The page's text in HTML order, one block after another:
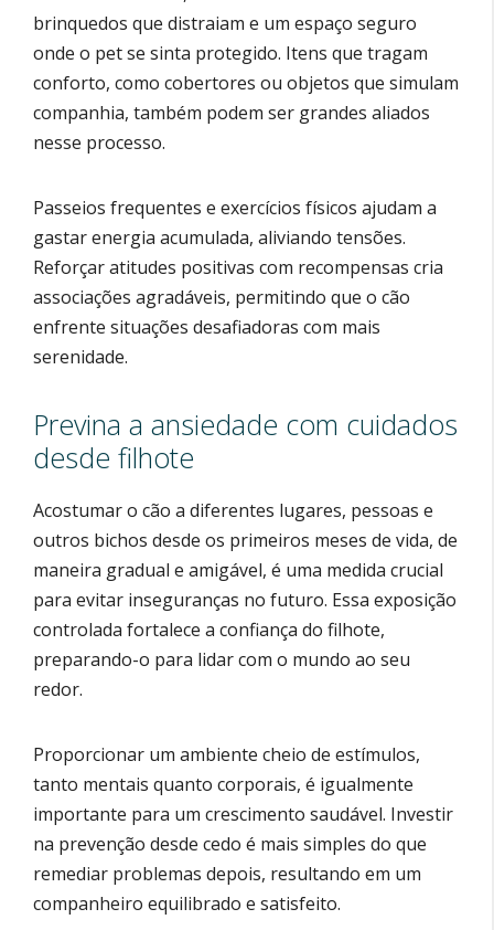
brinquedos que distraiam e um espaço seguro
onde o pet se sinta protegido. Itens que tragam
conforto, como cobertores ou objetos que simulam
companhia, também podem ser grandes aliados
nesse processo.
Passeios frequentes e exercícios físicos ajudam a
gastar energia acumulada, aliviando tensões.
Reforçar atitudes positivas com recompensas cria
associações agradáveis, permitindo que o cão
enfrente situações desafiadoras com mais
serenidade.
Previna a ansiedade com cuidados
desde filhote
Acostumar o cão a diferentes lugares, pessoas e
outros bichos desde os primeiros meses de vida, de
maneira gradual e amigável, é uma medida crucial
para evitar inseguranças no futuro. Essa exposição
controlada fortalece a confiança do filhote,
preparando-o para lidar com o mundo ao seu
redor.
Proporcionar um ambiente cheio de estímulos,
tanto mentais quanto corporais, é igualmente
importante para um crescimento saudável. Investir
na prevenção desde cedo é mais simples do que
remediar problemas depois, resultando em um
companheiro equilibrado e satisfeito.